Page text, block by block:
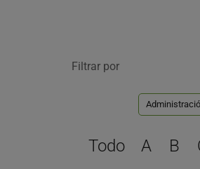
Filtrar por
Todo A B